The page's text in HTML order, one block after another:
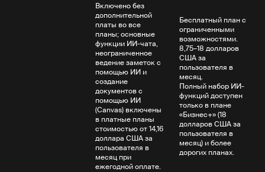
Включено без
дополнительной
платы во все
планы; основные
функции ИИ-чата,
неограниченное
ведение заметок с
помощью ИИ и
создание
документов с
помощью ИИ
(Canvas) включены
в платные планы
стоимостью от 14,16
доллара США за
пользователя в
месяц при
ежегодной оплате.
Бесплатный план с
ограниченными
возможностями.
8,75–18 долларов
США за
пользователя в
месяц.
Полный набор ИИ-
функций доступен
только в плане
«Бизнес+» (18
долларов США за
пользователя в
месяц) и более
дорогих планах.